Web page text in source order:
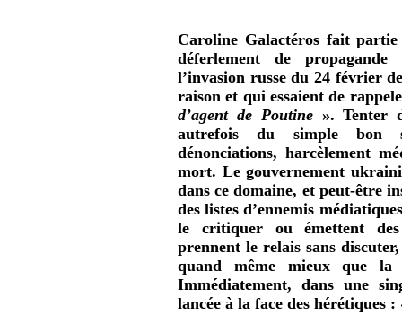
Caroline Galactéros fait partie
déferlement de
l’invasion russe du 24 février
raison et qui essaient de
d’agent de Poutine ». Tenter
autrefois du simple bon
dénonciations, harcèlement
mort. Le gouvernement
dans ce domaine, et peut-être
des listes d’ennemis
le critiquer ou émettent des
prennent le relais sans
quand même mieux que
Immédiatement, dans une
lancée à la face des hérétiques